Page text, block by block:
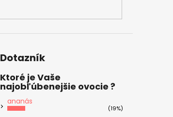
Dotazník
Ktoré je Vaše
najobľúbenejšie ovocie ?
ananás
(19%)